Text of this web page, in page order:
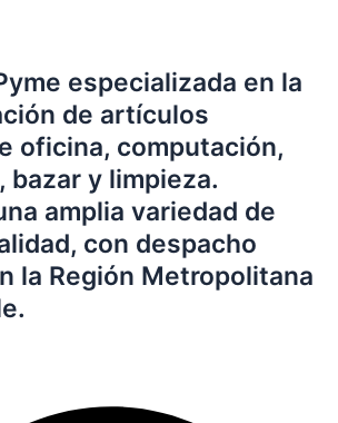
especializada en la
de artículos
oficina, computación,
bazar y limpieza.
amplia variedad de
con despacho
la Región Metropolitana